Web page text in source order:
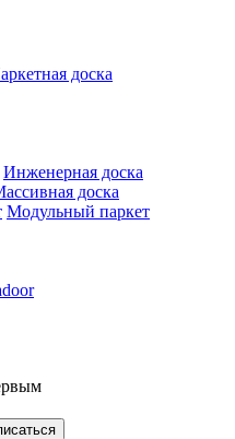
доска
Инженерная доска
доска
Модульный паркет